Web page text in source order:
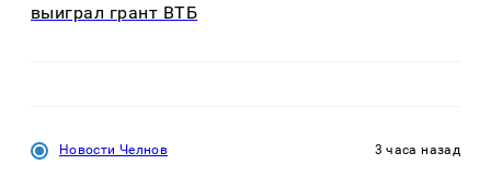
выиграл грант ВТБ
Новости Челнов 3 часа назад